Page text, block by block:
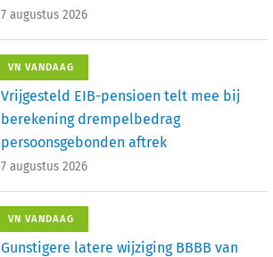
7 augustus 2026
VN VANDAAG
Vrijgesteld EIB-pensioen telt mee bij
berekening drempelbedrag
persoonsgebonden aftrek
7 augustus 2026
VN VANDAAG
Gunstigere latere wijziging BBBB van